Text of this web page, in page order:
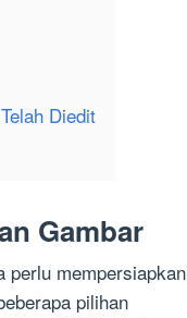
Diedit
Gambar
perlu mempersiapkan
pilihan